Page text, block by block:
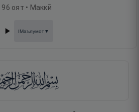
96 оят • Маккӣ
ℹ️Маълумот▼